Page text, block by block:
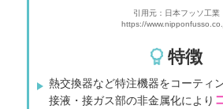
引用元：日本フッソ工業
https://
特徴
熱交換器など特注機器をコーティ
接液・接ガス部の非金属化により